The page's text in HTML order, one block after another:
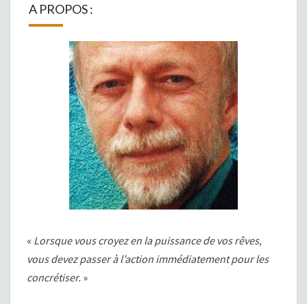
A PROPOS :
« Lorsque vous croyez en la puissance de vos rêves,
vous devez passer à l’action immédiatement pour les
concrétiser. »